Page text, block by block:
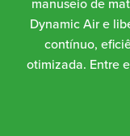
Dynamic Air e
contínuo,
otimizada. Entre